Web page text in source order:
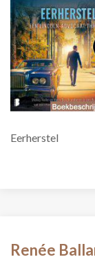
Eerherstel
Renée